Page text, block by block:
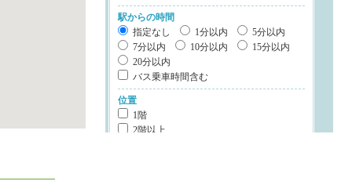
駅からの時間
指定なし
1分以内
5分以内
7分以内
10分以内
15分以内
20分以内
バス乗車時間含む
位置
1階
2階以上